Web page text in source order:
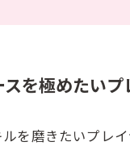
スを極めたい
を磨きたいプレ